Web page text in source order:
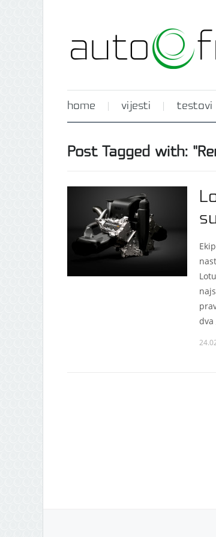
home vijesti testovi
Post Tagged with: